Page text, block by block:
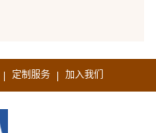
| 定制服务 | 加入我们